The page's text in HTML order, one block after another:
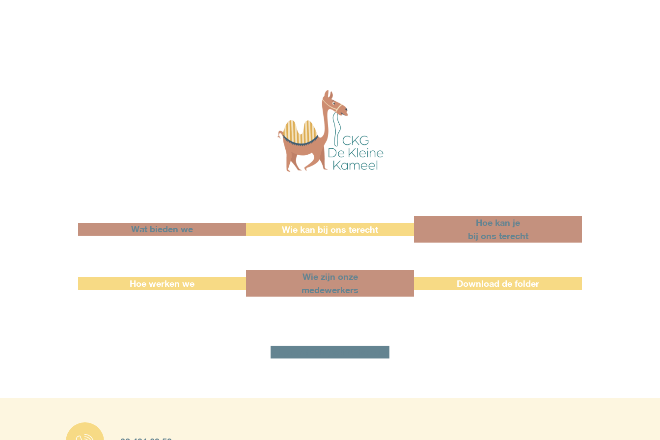
Wat bieden we Wie kan bij ons terecht
Hoe kan je
bij ons terecht
Hoe werken we
Wie zijn onze
medewerkers
Download de folder